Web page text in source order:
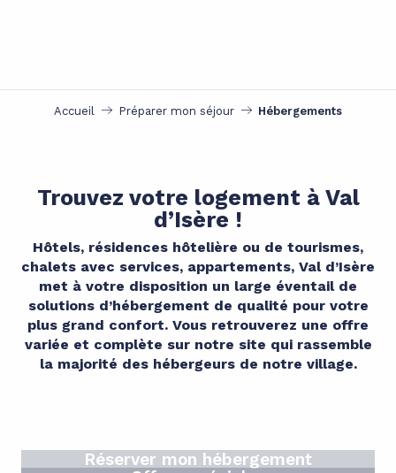
Accueil Préparer mon séjour Hébergements
Trouvez votre logement à Val
d’Isère !
Hôtels, résidences hôtelière ou de tourismes,
chalets avec services, appartements, Val d’Isère
met à votre disposition un large éventail de
solutions d’hébergement de qualité pour votre
plus grand confort. Vous retrouverez une offre
variée et complète sur notre site qui rassemble
la majorité des hébergeurs de notre village.
Réserver mon hébergement